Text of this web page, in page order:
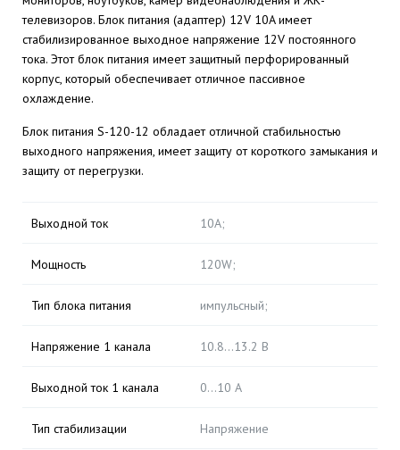
телевизоров. Блок питания (адаптер) 12V 10A имеет
стабилизированное выходное напряжение 12V постоянного
тока. Этот блок питания имеет защитный перфорированный
корпус, который обеспечивает отличное пассивное
охлаждение.
Блок питания S-120-12 обладает отличной стабильностью
выходного напряжения, имеет защиту от короткого замыкания и
защиту от перегрузки.
Выходной ток 10А;
Мощность 120W;
Тип блока питания импульсный;
Напряжение 1 канала 10.8...13.2 В
Выходной ток 1 канала 0...10 А
Тип стабилизации Напряжение